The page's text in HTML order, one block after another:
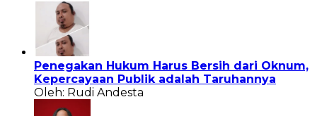
Penegakan Hukum Harus Bersih dari Oknum,
Kepercayaan Publik adalah Taruhannya
Oleh: Rudi Andesta